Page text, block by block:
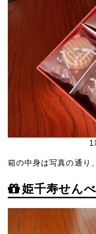
1
箱の中身は写真の通り
姫千寿せん